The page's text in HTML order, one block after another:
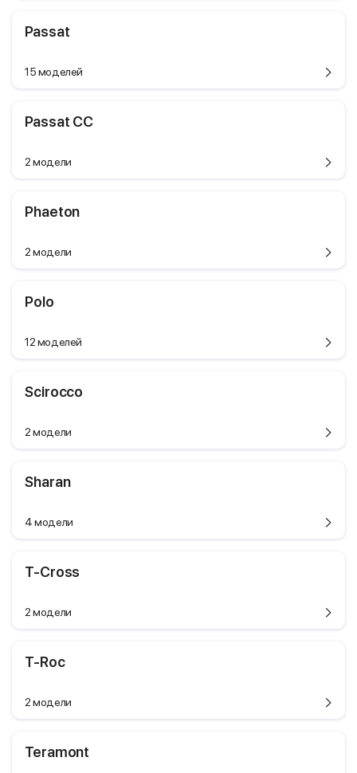
Passat
15 моделей
Passat CC
2 модели
Phaeton
2 модели
Polo
12 моделей
Scirocco
2 модели
Sharan
4 модели
T-Cross
2 модели
T-Roc
2 модели
Teramont